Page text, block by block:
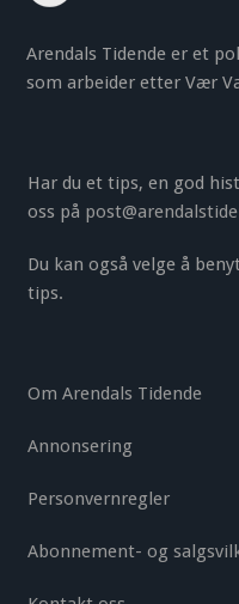
Arendals Tidende er et
som arbeider etter Vær
Har du et tips, en god
oss på
Du kan også velge å
tips.
Om Arendals Tidende
Annonsering
Personvernregler
Abonnement- og